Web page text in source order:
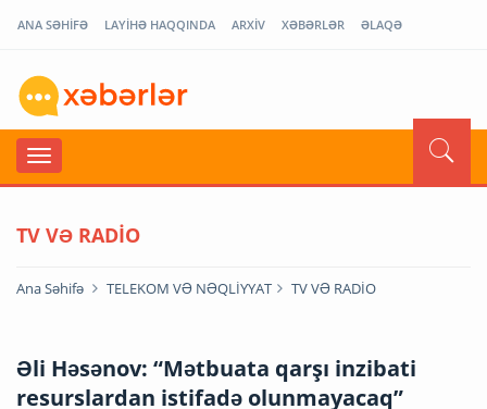
ANA SƏHİFƏ LAYİHƏ HAQQINDA ARXİV XƏBƏRLƏR ƏLAQƏ
TV VƏ RADİO
Ana Səhifə TELEKOM VƏ NƏQLİYYAT TV VƏ RADİO
Əli Həsənov: “Mətbuata qarşı inzibati
resurslardan istifadə olunmayacaq”